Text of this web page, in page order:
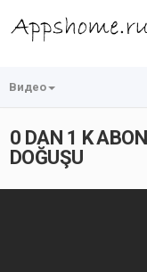
Видео
0 DAN 1 K
DOĞUŞU